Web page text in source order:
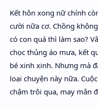
Kết hôn xong nữ chính
cười nữa cơ. Chồng
có con quá thì làm sao?
chọc thủng áo mưa, kết
bé xinh xinh. Nhưng mà
loại chuyện này nữa.
chậm trôi qua, may mắn